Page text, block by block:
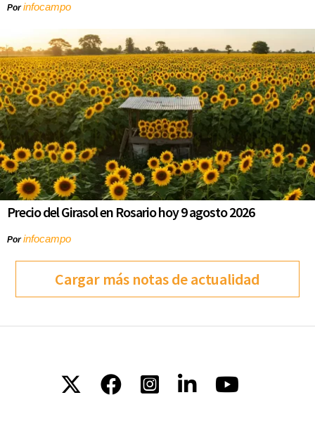
Porinfocampo
Precio del Girasol en Rosario hoy 9 agosto 2026
Porinfocampo
Cargar más notas de actualidad